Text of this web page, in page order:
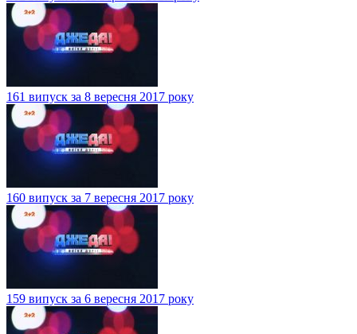
161 випуск за 8 вересня 2017 року
160 випуск за 7 вересня 2017 року
159 випуск за 6 вересня 2017 року